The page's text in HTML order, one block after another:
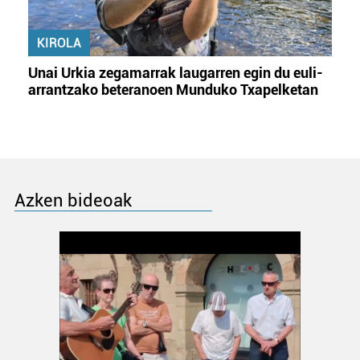
KIROLA
Unai Urkia zegamarrak laugarren egin du euli-
arrantzako beteranoen Munduko Txapelketan
Azken bideoak